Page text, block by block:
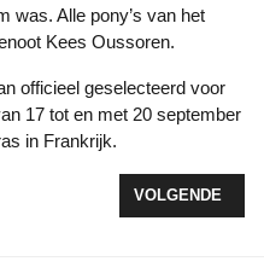
was. Alle pony’s van het
Kees Oussoren.
17 tot en met 20 september
in Frankrijk.
KV WOLDERWIJD/DYZLE WINT
VOLGENDE
VOLGENDE